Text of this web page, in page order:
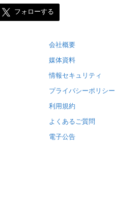
フォローする
会社概要
媒体資料
情報セキュリティ
プライバシーポリシー
利用規約
よくあるご質問
電子公告